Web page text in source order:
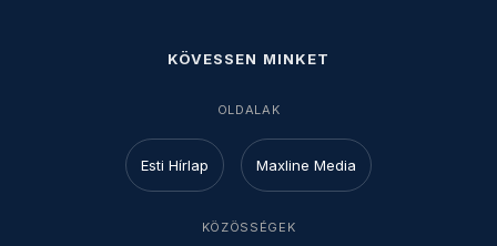
KÖVESSEN MINKET
OLDALAK
Esti Hírlap Maxline Media
KÖZÖSSÉGEK